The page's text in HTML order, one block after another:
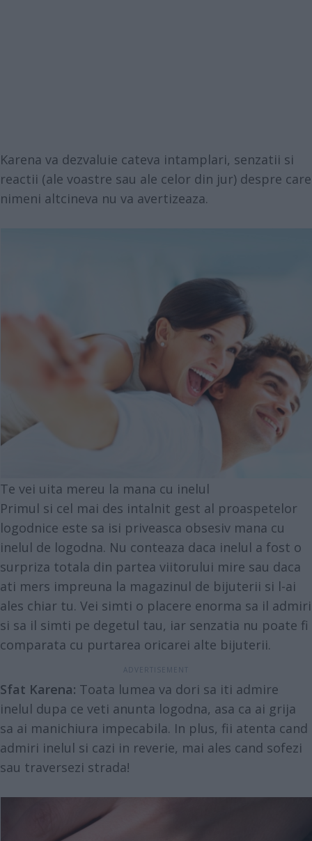
Karena va dezvaluie cateva intamplari, senzatii si
reactii (ale voastre sau ale celor din jur) despre care
nimeni altcineva nu va avertizeaza.
Te vei uita mereu la mana cu inelul
Primul si cel mai des intalnit gest al proaspetelor
logodnice este sa isi priveasca obsesiv mana cu
inelul de logodna. Nu conteaza daca inelul a fost o
surpriza totala din partea viitorului mire sau daca
ati mers impreuna la magazinul de bijuterii si l-ai
ales chiar tu. Vei simti o placere enorma sa il admiri
si sa il simti pe degetul tau, iar senzatia nu poate fi
comparata cu purtarea oricarei alte bijuterii.
Sfat Karena: Toata lumea va dori sa iti admire
inelul dupa ce veti anunta logodna, asa ca ai grija
sa ai manichiura impecabila. In plus, fii atenta cand
admiri inelul si cazi in reverie, mai ales cand sofezi
sau traversezi strada!